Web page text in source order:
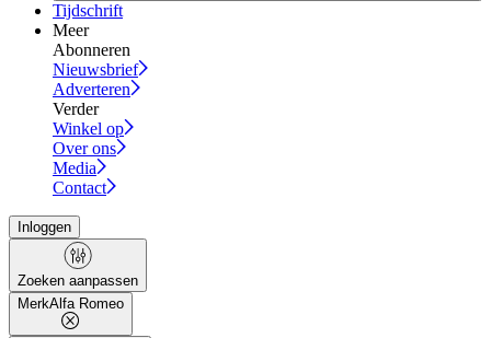
Tijdschrift
Meer
Abonneren
Nieuwsbrief
Adverteren
Verder
Winkel op
Over ons
Media
Contact
Inloggen
Zoeken aanpassen
MerkAlfa Romeo